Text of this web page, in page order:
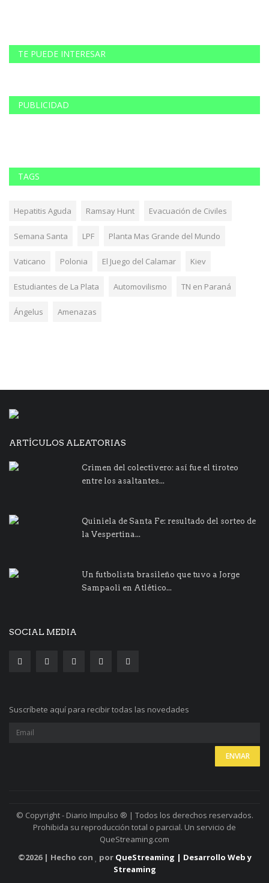
TE PUEDE INTERESAR
PUBLICIDAD
TAGS
Hepatitis Aguda Ramsay Hunt Evacuación de Civiles
Semana Santa LPF Planta Mas Grande del Mundo
Vaticano Polonia El Juego del Calamar Kiev
Estudiantes de La Plata Automovilismo TN en Paraná
Ángelus Amenazas
ARTÍCULOS ALEATORIAS
Crimen del colectivero: así fue el tiroteo
entre los asaltantes...
Quiniela de Santa Fe: resultado del sorteo de
la Vespertina...
Un futbolista brasileño que tuvo a Jorge
Sampaoli en Atlético...
SOCIAL MEDIA
Suscríbete aquí para recibir todas las novedades
© Copyright - Diario Impulso ® | Todos los derechos reservados.
Prohibida su reproducción total o parcial. Un servicio de
QueStreaming.com
©2026 | Hecho con por QueStreaming | Desarrollo Web y
Streaming